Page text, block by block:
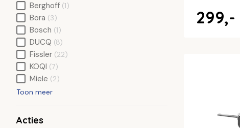
299,-
Berghoff (1)
Bora (3)
Bosch (1)
DUCQ (8)
Fissler (22)
KOQI (7)
Miele (2)
Toon meer
Acties